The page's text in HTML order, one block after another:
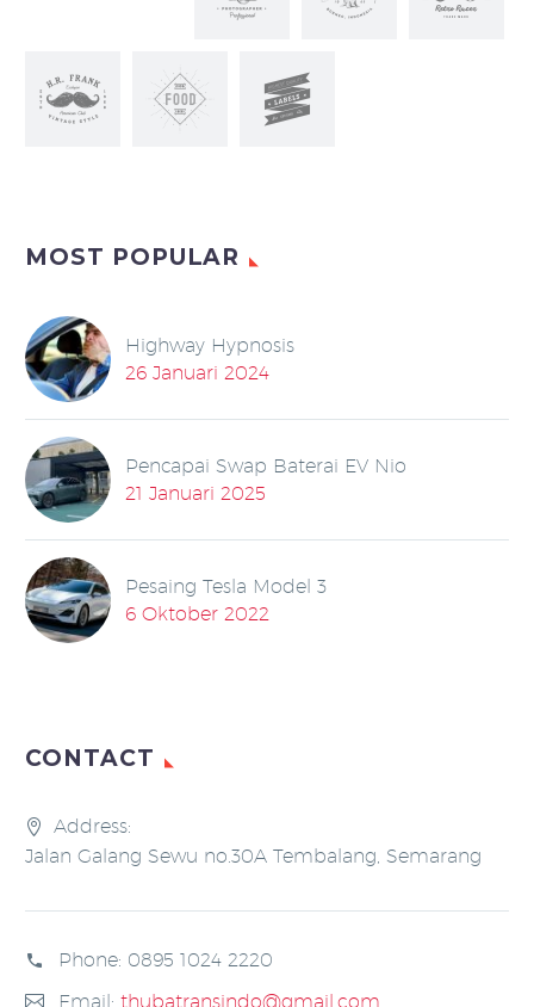
MOST POPULAR
Highway Hypnosis
26 Januari 2024
Pencapai Swap Baterai EV Nio
21 Januari 2025
Pesaing Tesla Model 3
6 Oktober 2022
CONTACT
Address:
Jalan Galang Sewu no.30A Tembalang, Semarang
Phone: 0895 1024 2220
Email: thubatransindo@gmail.com